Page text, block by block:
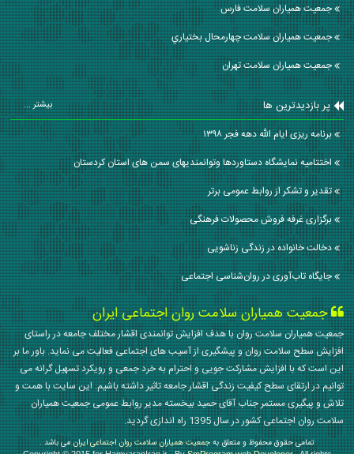
جمعیت همیاران سلامت فارس
جمعیت همیاران سلامت چهارمحال بختياري
جمعیت همیاران سلامت تهران
پر بازدیدترین ها بیشتر ...
برنامه ریزی ایام الله دهه فجر ۱۳۹۸
اختتامیه نمایشگاه دستاوردها وتوانمندیهای سمن های استان کردستان
تقدیر و تشکر از روابط عمومی برتر
برگزاری غرفه فروش محصولات فرهنگی
دخالت خانواده در زندگی زناشویی
جایگاه تاب‌آوری در روان‌شناسی اجتماعی
جمعیت همیاران سلامت روان اجتماعی ایران
جمعیت همیاران سلامت روان با هدف افزایش توانمندی اقشار مختلف جامعه در راستای
افزایش سطح سلامت روان و پیشگیری از آسیب های اجتماعی فعالیت می نماید. باور ما بر
این است که با افزایش مشارکت جویی و احترام به خرد جمعی و رویکرد تسهیل گرانه می
توانیم در ارتقای سطح کیفیت زندگی اقشار جامعه تاثیر داشته باشیم. این سایت با همت و
تلاش و پیگیری مستمر جناب آقای حمید بیخسته مدیر روابط عمومی جمعیت همیاران
سلامت روان اجتماعی کشور در سال 1395 راه اندازی گردید.
تمامی حقوق محفوظ و متعلق بهجمعیت همیاران سلامت روان اجتماعی ایرانمی باشد .